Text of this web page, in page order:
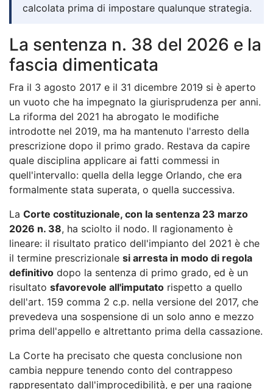
calcolata prima di impostare qualunque strategia.
La sentenza n. 38 del 2026 e la
fascia dimenticata
Fra il 3 agosto 2017 e il 31 dicembre 2019 si è aperto
un vuoto che ha impegnato la giurisprudenza per anni.
La riforma del 2021 ha abrogato le modifiche
introdotte nel 2019, ma ha mantenuto l'arresto della
prescrizione dopo il primo grado. Restava da capire
quale disciplina applicare ai fatti commessi in
quell'intervallo: quella della legge Orlando, che era
formalmente stata superata, o quella successiva.
La Corte costituzionale, con la sentenza 23 marzo
2026 n. 38, ha sciolto il nodo. Il ragionamento è
lineare: il risultato pratico dell'impianto del 2021 è che
il termine prescrizionale si arresta in modo di regola
definitivo dopo la sentenza di primo grado, ed è un
risultato sfavorevole all'imputato rispetto a quello
dell'art. 159 comma 2 c.p. nella versione del 2017, che
prevedeva una sospensione di un solo anno e mezzo
prima dell'appello e altrettanto prima della cassazione.
La Corte ha precisato che questa conclusione non
cambia neppure tenendo conto del contrappeso
rappresentato dall'improcedibilità, e per una ragione